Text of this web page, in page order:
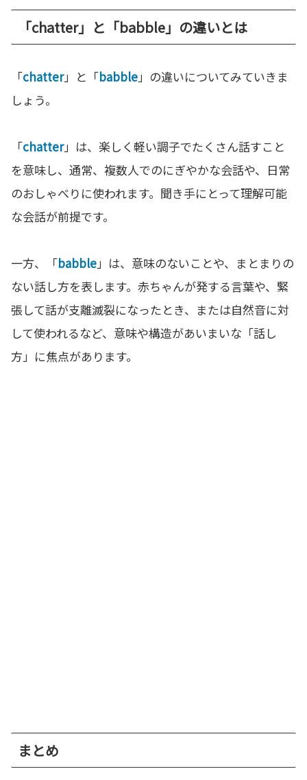
「chatter」と「babble」の違いとは
「chatter」と「babble」の違いについてみていきま
しょう。
「chatter」は、楽しく軽い調子でたくさん話すこと
を意味し、通常、複数人でのにぎやかな会話や、日常
のおしゃべりに使われます。聞き手にとって理解可能
な会話が前提です。
一方、「babble」は、意味のないことや、まとまりの
ない話し方を表します。赤ちゃんが発する言葉や、緊
張して話が支離滅裂になったとき、または自然音に対
して使われるなど、意味や構造があいまいな「話し
方」に焦点があります。
まとめ